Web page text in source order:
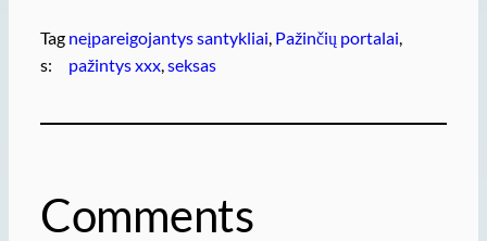
Tag
s:
neįpareigojantys santykliai, Pažinčių portalai
pažintys xxx, seksas
Comments